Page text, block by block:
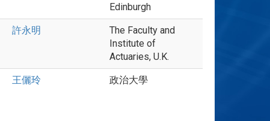
Edinburgh
許永明
The Faculty and
Institute of
Actuaries, U.K.
王儷玲 政治大學